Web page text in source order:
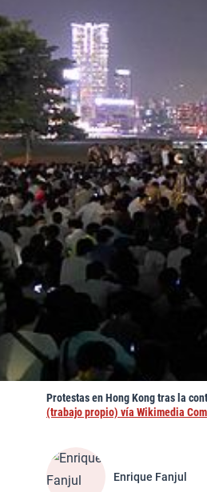
Protestas en Hong Kong tras la
(trabajo propio) vía Wikimedia
Enrique Fanjul